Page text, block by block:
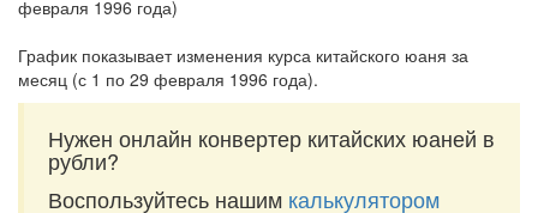
График показывает изменения курса китайского юаня за
месяц (с 1 по 29 февраля 1996 года).
Нужен онлайн конвертер китайских юаней в
рубли?
Воспользуйтесь нашим калькулятором